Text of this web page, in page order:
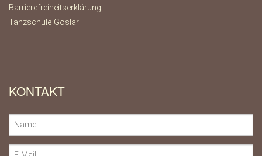
Barrierefreiheitserklärung
Tanzschule Goslar
KONTAKT